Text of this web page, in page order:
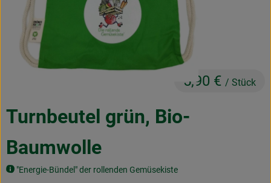
Naturkost
Getränke
Drogerie & Diverses
Lieferservice
Turnbeutel grün, Bio-
Baumwolle
"Energie-Bündel" der rollenden Gemüsekiste
5,90 € / Stück